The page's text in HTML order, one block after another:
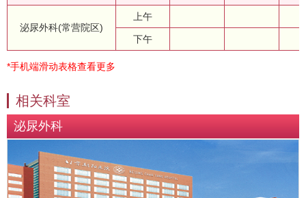
泌尿外科(常营院区)
上午
下午
*手机端滑动表格查看更多
相关科室
泌尿外科